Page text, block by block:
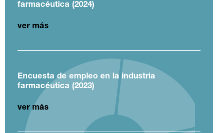
farmacéutica (2024)
ver más
Encuesta de empleo en la industria
farmacéutica (2023)
ver más